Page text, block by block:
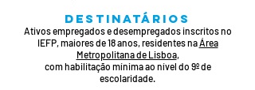
DESTINATÁRIOS
Ativos empregados e desempregados inscritos no
IEFP, maiores de 18 anos, residentes naÁrea
Metropolitana de Lisboa,
comhabilitação mínima ao nível do 9º de
escolaridade.